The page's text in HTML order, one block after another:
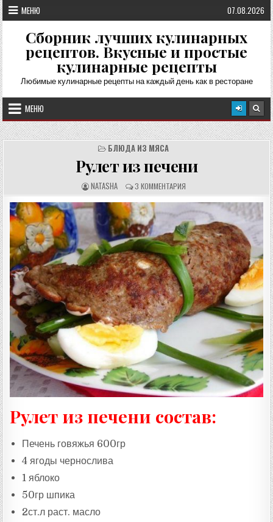
Перейти
к
содержимому
МЕНЮ 07.08.2026
Сборник лучших кулинарных
рецептов. Вкусные и простые
кулинарные рецепты
Любимые кулинарные рецепты на каждый день как в ресторане
МЕНЮ
БЛЮДА ИЗ МЯСА
Рулет из печени
А
В
Т
О
Е
Е
П
Т
А
:
NATASHA О
Т
З
Ы
В
Ы
:
3 КОММЕНТАРИЯ
Рулет из печени состав:
Печень говяжья 600гр
4 ягоды чернослива
1 яблоко
50гр шпика
2ст.л раст. масло